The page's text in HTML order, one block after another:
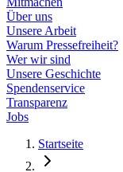
Über uns
Unsere Arbeit
Warum Pressefreiheit?
Wer wir sind
Unsere Geschichte
Spendenservice
Transparenz
Jobs
Startseite